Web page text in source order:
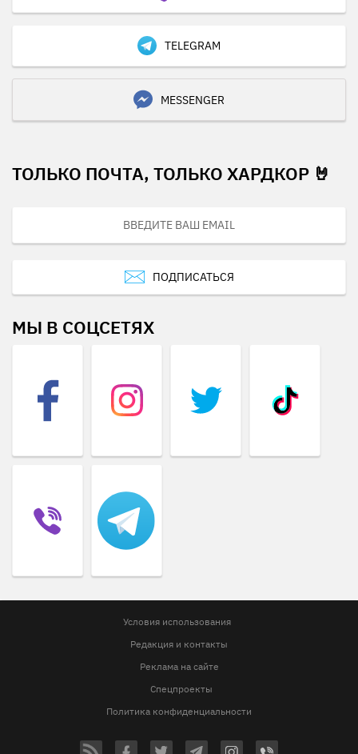
TELEGRAM
MESSENGER
ТОЛЬКО ПОЧТА, ТОЛЬКО ХАРДКОР 🤘
ПОДПИСАТЬСЯ
МЫ В СОЦСЕТЯХ
Условия использования
Редакция и контакты
Реклама на сайте
Спецпроекты
Политика конфиденциальности